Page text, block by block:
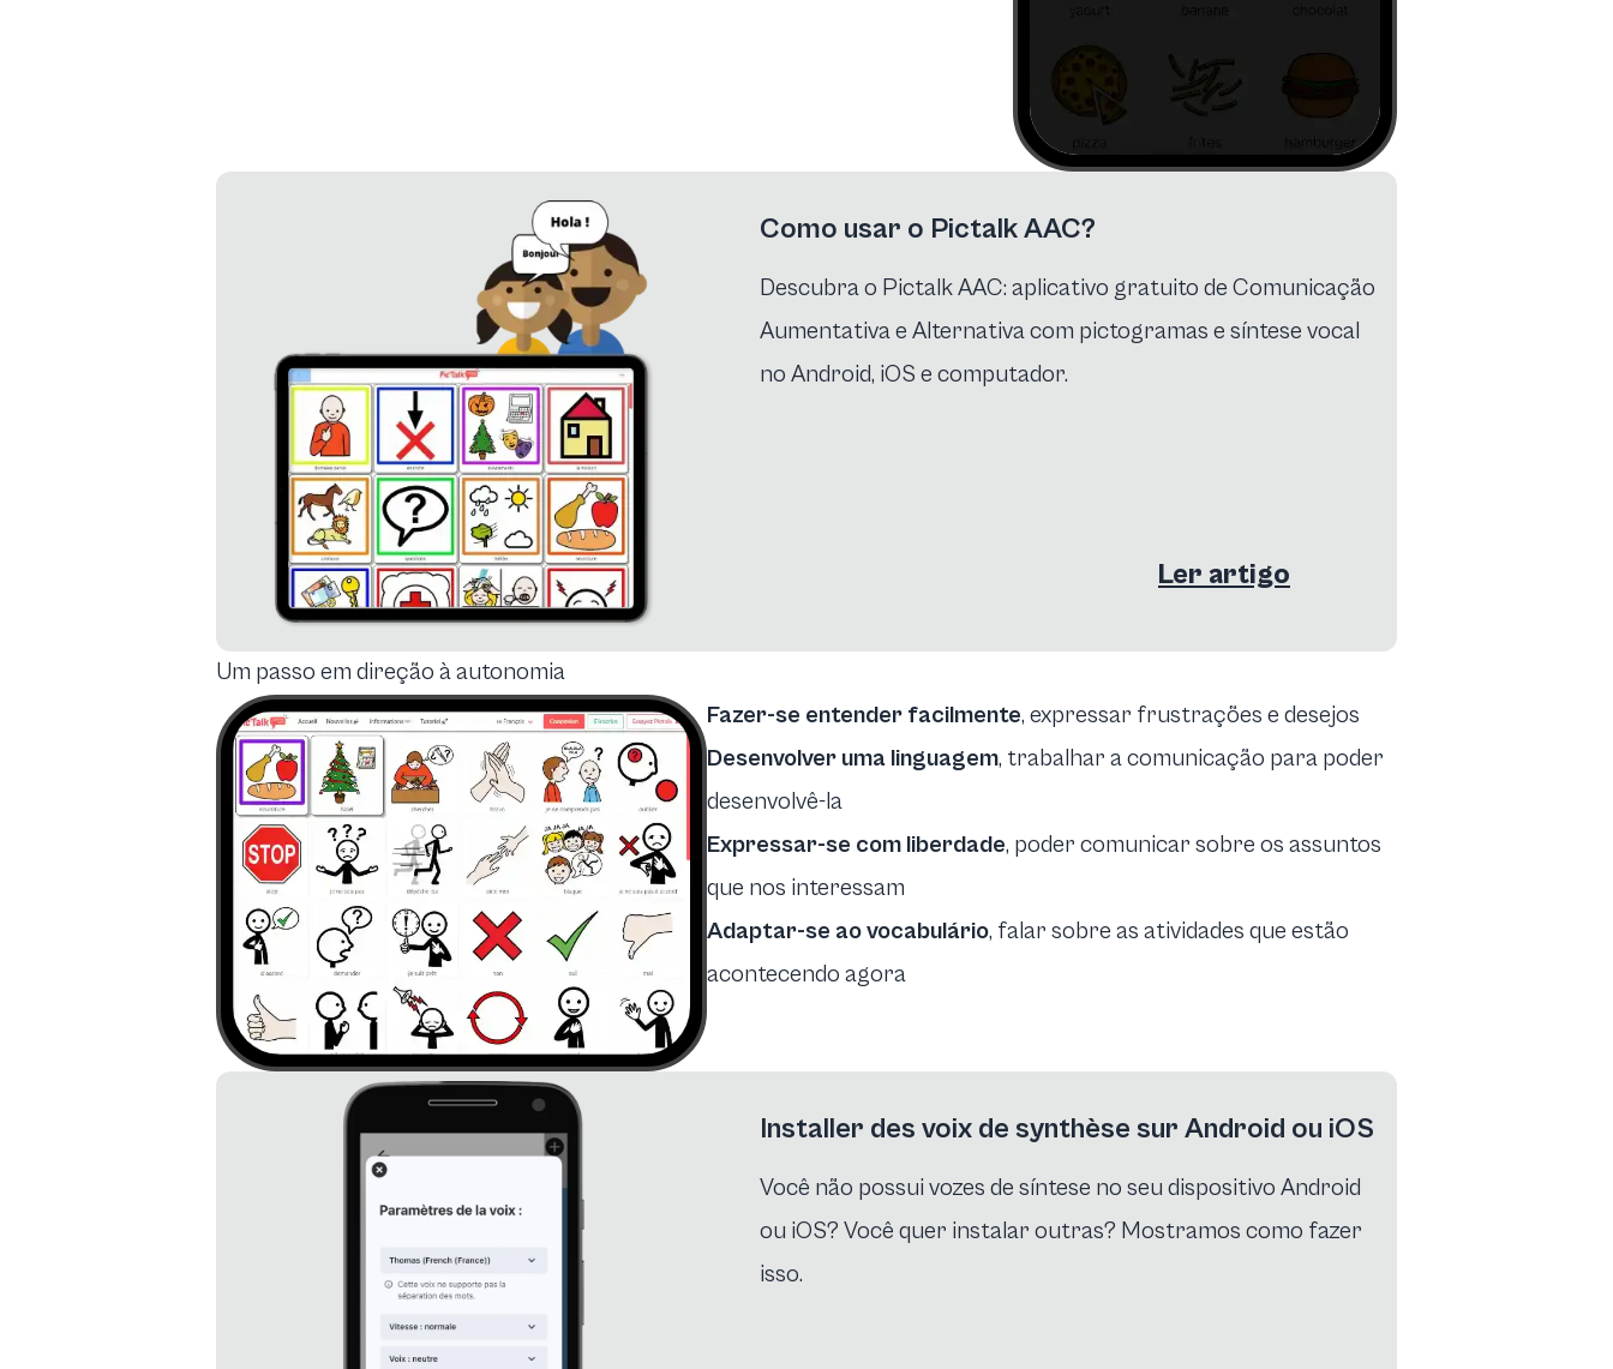
Como usar o Pictalk AAC?
Descubra o Pictalk AAC: aplicativo gratuito de Comunicação
Aumentativa e Alternativa com pictogramas e síntese vocal
no Android, iOS e computador.
Ler artigo
Um passo em direção à autonomia
Fazer-se entender facilmente, expressar frustrações e desejos
Desenvolver uma linguagem, trabalhar a comunicação para poder
desenvolvê-la
Expressar-se com liberdade, poder comunicar sobre os assuntos
que nos interessam
Adaptar-se ao vocabulário, falar sobre as atividades que estão
acontecendo agora
Installer des voix de synthèse sur Android ou iOS
Você não possui vozes de síntese no seu dispositivo Android
ou iOS? Você quer instalar outras? Mostramos como fazer
isso.